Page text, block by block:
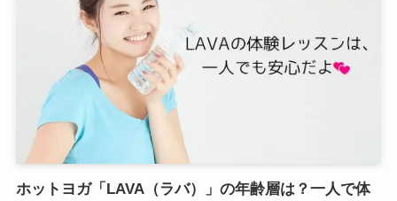
ホットヨガ「LAVA（ラバ）」の年齢層は？一人で体